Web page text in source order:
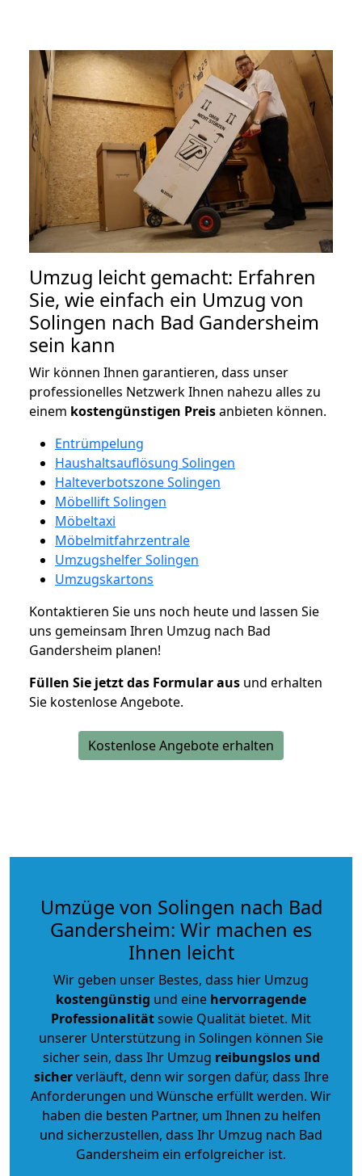
Umzug leicht gemacht: Erfahren
Sie, wie einfach ein Umzug von
Solingen nach Bad Gandersheim
sein kann
Wir können Ihnen garantieren, dass unser
professionelles Netzwerk Ihnen nahezu alles zu
einem kostengünstigen Preisanbieten können.
Entrümpelung
Haushaltsauflösung Solingen
Halteverbotszone Solingen
Möbellift Solingen
Möbeltaxi
Möbelmitfahrzentrale
Umzugshelfer Solingen
Umzugskartons
Kontaktieren Sie uns noch heute und lassen Sie
uns gemeinsam Ihren Umzug nach Bad
Gandersheim planen!
Füllen Sie jetzt das Formular aus und erhalten
Sie kostenlose Angebote.
Kostenlose Angebote erhalten
Umzüge von Solingen nach Bad
Gandersheim: Wir machen es
Ihnen leicht
Wir geben unser Bestes, dass hier Umzug
kostengünstig und eine hervorragende
Professionalitätsowie Qualität bietet. Mit
unserer Unterstützung in Solingen können Sie
sicher sein, dass Ihr Umzug reibungslos und
sicherverläuft, denn wir sorgen dafür, dass Ihre
Anforderungen und Wünsche erfüllt werden. Wir
haben die besten Partner, um Ihnen zu helfen
und sicherzustellen, dass Ihr Umzug nach Bad
Gandersheim ein erfolgreicher ist.